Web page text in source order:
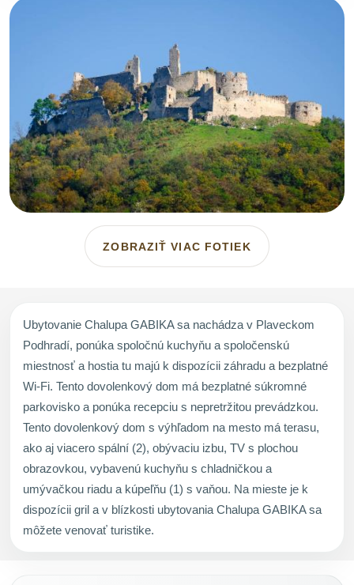
ZOBRAZIŤ VIAC FOTIEK
Ubytovanie Chalupa GABIKA sa nachádza v Plaveckom
Podhradí, ponúka spoločnú kuchyňu a spoločenskú
miestnosť a hostia tu majú k dispozícii záhradu a bezplatné
Wi-Fi. Tento dovolenkový dom má bezplatné súkromné
parkovisko a ponúka recepciu s nepretržitou prevádzkou.
Tento dovolenkový dom s výhľadom na mesto má terasu,
ako aj viacero spální (2), obývaciu izbu, TV s plochou
obrazovkou, vybavenú kuchyňu s chladničkou a
umývačkou riadu a kúpeľňu (1) s vaňou. Na mieste je k
dispozícii gril a v blízkosti ubytovania Chalupa GABIKA sa
môžete venovať turistike.